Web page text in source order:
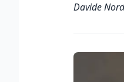
Davide